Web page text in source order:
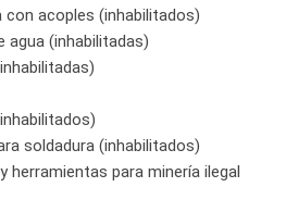
acoples (inhabilitados)
agua (inhabilitadas)
soldadura (inhabilitados)
herramientas para minería ilegal